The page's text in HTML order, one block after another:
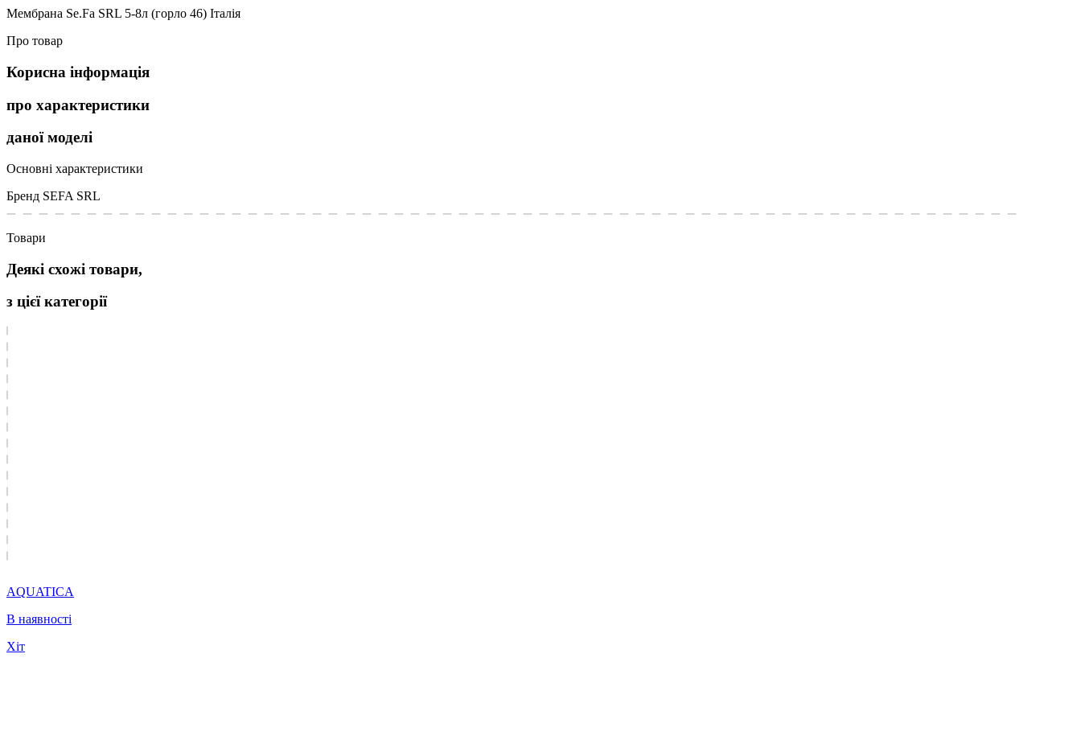
Мембрана Se.Fa SRL 5-8л (горло 46) Італія
Про товар
Корисна інформація
про характеристики
даної моделі
Основні характеристики
Бренд SEFA SRL
Товари
Деякі схожі товари,
з цієї категорії
AQUATICA
В наявності
Хіт